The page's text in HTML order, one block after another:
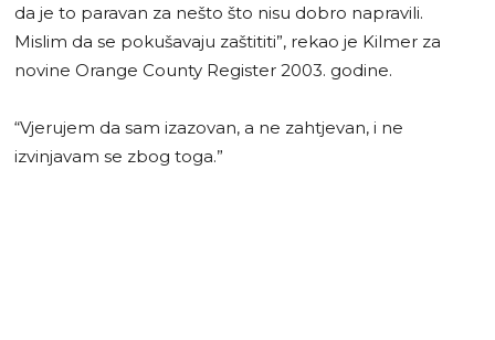
da je to paravan za nešto što nisu dobro napravili.
Mislim da se pokušavaju zaštititi”, rekao je Kilmer za
novine Orange County Register 2003. godine.
“Vjerujem da sam izazovan, a ne zahtjevan, i ne
izvinjavam se zbog toga.”